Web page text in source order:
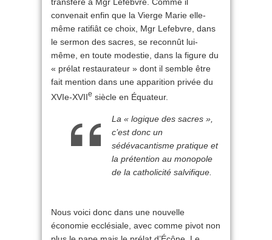
convenait enfin que la Vierge Marie elle-
même ratifiât ce choix, Mgr Lefebvre, dans
le sermon des sacres, se reconnût lui-
même, en toute modestie, dans la figure du
« prélat restaurateur » dont il semble être
fait mention dans une apparition privée du
XVIe-XVIIe siècle en Équateur.
La « logique des sacres »,
c’est donc un
sédévacantisme pratique et
la prétention au monopole
de la catholicité salvifique.
Nous voici donc dans une nouvelle
économie ecclésiale, avec comme pivot non